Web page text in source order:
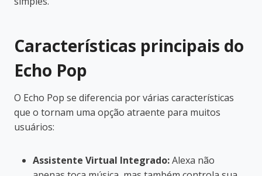
Características principais do
Echo Pop
O Echo Pop se diferencia por várias características
que o tornam uma opção atraente para muitos
usuários:
Assistente Virtual Integrado:Alexa não